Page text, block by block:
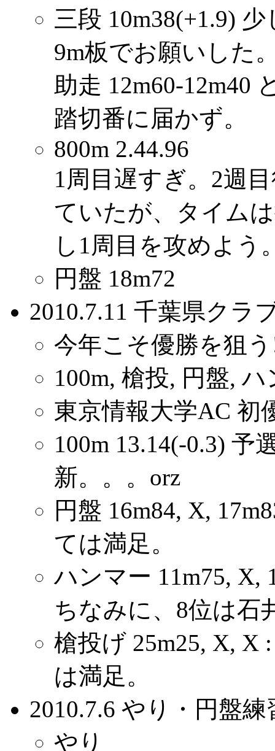
三段 10m38(+1.9)
9m板でお願いした
助走 12m60-12m40
踏切番に届かず。
800m 2.44.96
1周目遅すぎ。2週
ていたが、タイム
し1周目を攻めよう
円盤 18m72
2010.7.11 千葉県クラ
今年こそ優勝を狙
100m, 槍投, 円盤,
東京情報大学AC 初
100m 13.14(-0.3)
新。。。orz
円盤 16m84, X,
ては満足。
ハンマー 11m75, X,
ちなみに、8位は石
槍投げ 25m25, X, X
は満足。
2010.7.6 やり・円盤練
やり